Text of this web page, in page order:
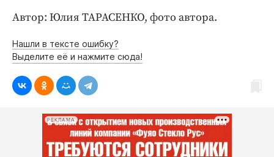
Автор: Юлия ТАРАСЕНКО, фото автора.
Нашли в тексте ошибку?
Выделите её и нажмите сюда!
РЕКЛАМА